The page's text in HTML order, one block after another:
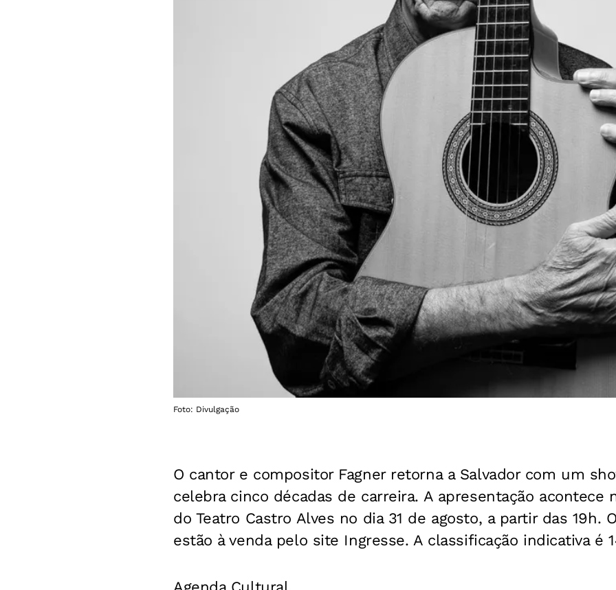
Foto: Divulgação
O cantor e compositor Fagner retorna a Salvador com um
celebra cinco décadas de carreira. A apresentação acontece
do Teatro Castro Alves no dia 31 de agosto, a partir das 19h.
estão à venda pelo site Ingresse. A classificação indicativa é